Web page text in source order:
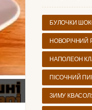
БУЛОЧКИ
НОВОРІЧНИЙ
НАПОЛЕОН
ПІСОЧНИЙ
ЗИМУ